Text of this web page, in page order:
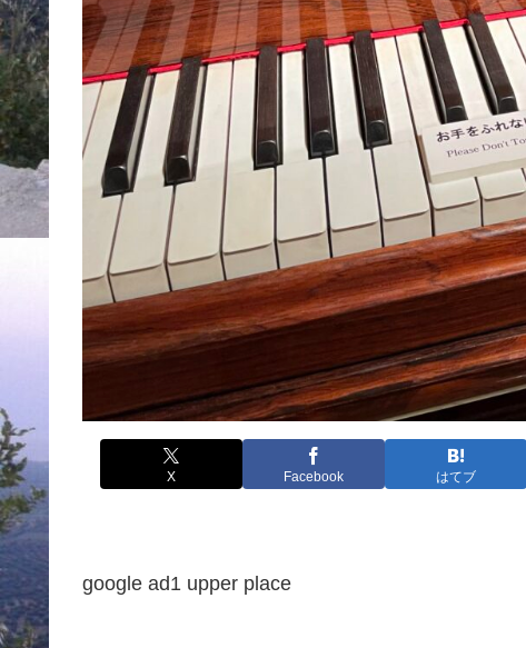
X Facebook はてブ
google ad1 upper place